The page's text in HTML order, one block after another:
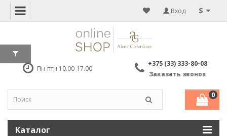
$
Вход
Пн-птн 10.00-17.00
+375 (33) 333-80-08
Заказать звонок
0
Каталог